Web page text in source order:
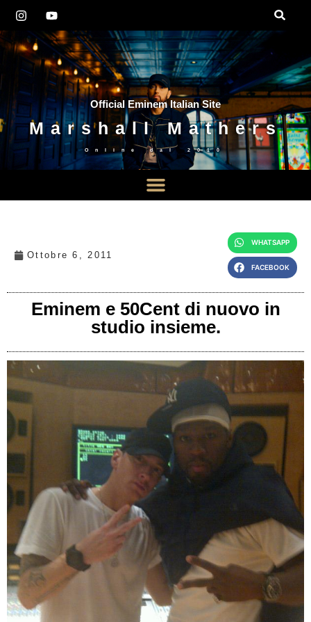
Official Eminem Italian Site
Marshall Mathers
Online dal 2010
Ottobre 6, 2011
WHATSAPP
FACEBOOK
Eminem e 50Cent di nuovo in
studio insieme.